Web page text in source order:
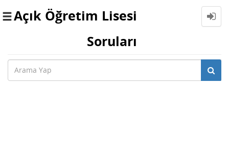
Toggle
Açık Öğretim Lisesi
Soruları